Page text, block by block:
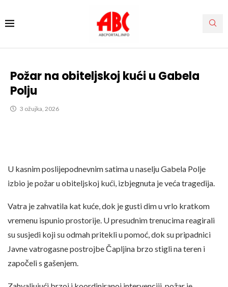
Požar na obiteljskoj kući u Gabela
Polju
3 ožujka, 2026
U kasnim poslijepodnevnim satima u naselju Gabela Polje
izbio je požar u obiteljskoj kući, izbjegnuta je veća tragedija.
Vatra je zahvatila kat kuće, dok je gusti dim u vrlo kratkom
vremenu ispunio prostorije. U presudnim trenucima reagirali
su susjedi koji su odmah pritekli u pomoć, dok su pripadnici
Javne vatrogasne postrojbe Čapljina brzo stigli na teren i
započeli s gašenjem.